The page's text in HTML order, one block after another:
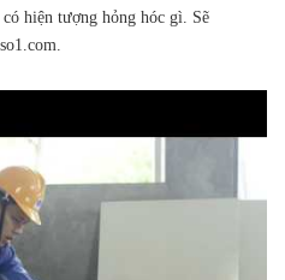
hiện tượng hỏng hóc gì. Sẽ